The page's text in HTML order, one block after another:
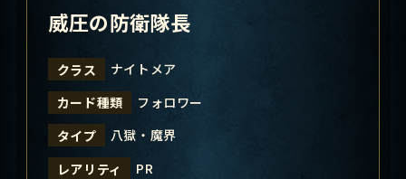
威圧の防衛隊長
クラス
ナイトメア
カード種類
フォロワー
タイプ
八獄・魔界
レアリティ
PR